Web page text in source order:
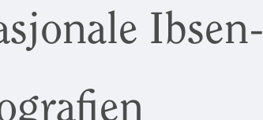
Ibsen-